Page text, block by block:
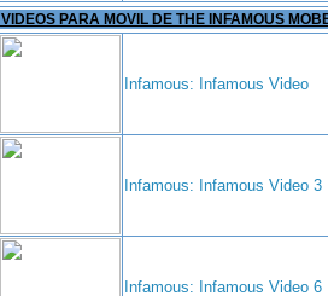
VIDEOS PARA MOVIL DE THE INFAMOUS
Infamous: Infamous Video
Infamous: Infamous Video 3
Infamous: Infamous Video 6